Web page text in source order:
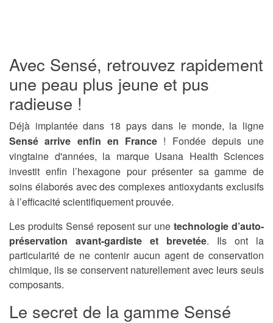
Avec Sensé, retrouvez rapidement
une peau plus jeune et pus
radieuse !
Déjà implantée dans 18 pays dans le monde, la ligne
Sensé arrive enfin en France ! Fondée depuis une
vingtaine d'années, la marque Usana Health Sciences
investit enfin l’hexagone pour présenter sa gamme de
soins élaborés avec des complexes antioxydants exclusifs
à l’efficacité scientifiquement prouvée.
Les produits Sensé reposent sur une technologie d’auto-
préservation
avant-gardiste et brevetée. Ils ont la
particularité de ne contenir aucun agent de conservation
chimique, ils se conservent naturellement avec leurs seuls
composants.
Le secret de la gamme Sensé